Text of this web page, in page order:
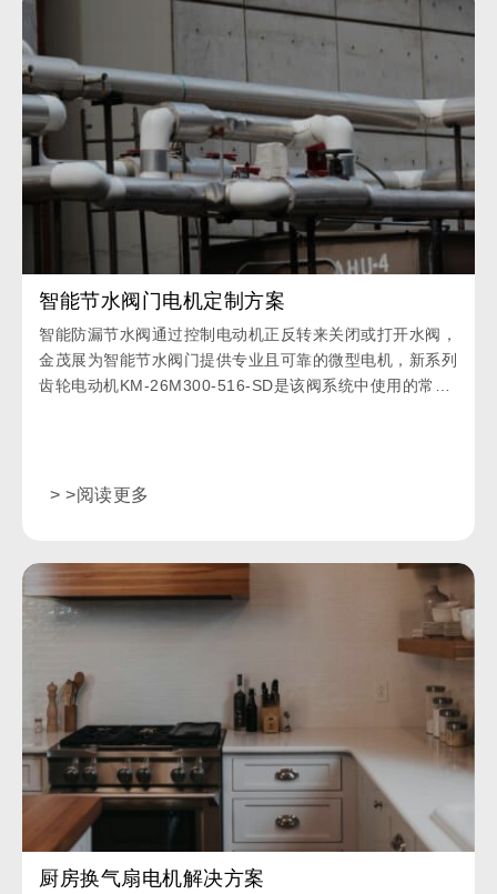
智能节水阀门电机定制方案
智能防漏节水阀通过控制电动机正反转来关闭或打开水阀，
金茂展为智能节水阀门提供专业且可靠的微型电机，新系列
齿轮电动机KM-26M300-516-SD是该阀系统中使用的常规
> >阅读更多
厨房换气扇电机解决方案